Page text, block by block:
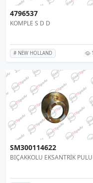
4796537
KOMPLE S D D
# NEW HOLLAND
SM300114622
BIÇAKKOLU EKSANTRİK PULU